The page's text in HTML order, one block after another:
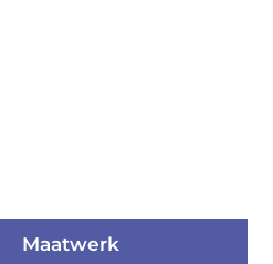
Maatwerk